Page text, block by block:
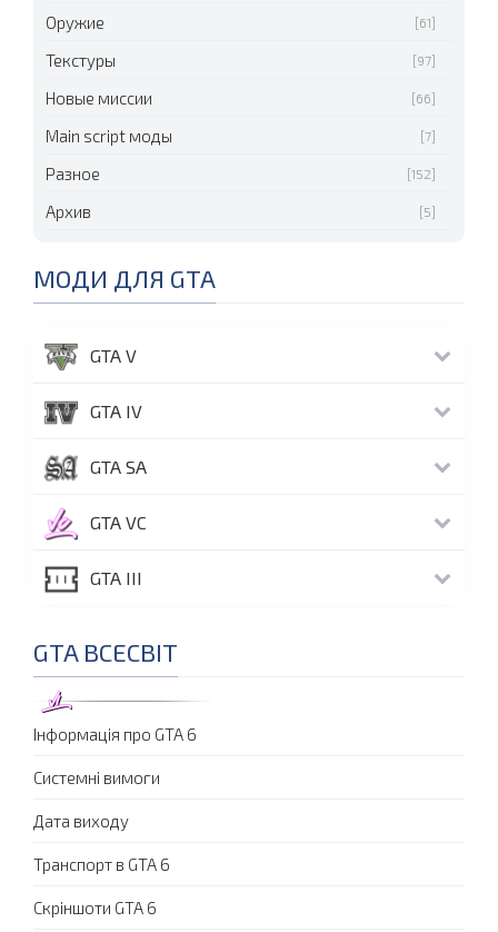
Оружие [61]
Текстуры [97]
Новые миссии [66]
Main script моды [7]
Разное [152]
Архив [5]
МОДИ ДЛЯ GTA
GTA V
GTA IV
GTA SA
GTA VC
GTA III
GTA ВСЕСВІТ
Інформація про GTA 6
Системні вимоги
Дата виходу
Транспорт в GTA 6
Скріншоти GTA 6